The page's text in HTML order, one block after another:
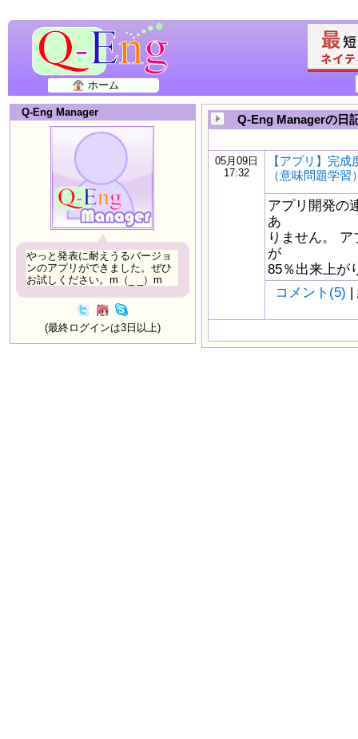
ホーム
Q-Eng Manager
やっと発表に耐えうるバージョ
ンのアプリができました。ぜひ
お試しください。m（_ _）m
(最終ログインは3日以上)
Q-Eng Managerの日
05月09日
17:32
【アプリ】完
（意味問題学習
アプリ開発の
あ
りません。
が
85％出来上が
コメント(5) |